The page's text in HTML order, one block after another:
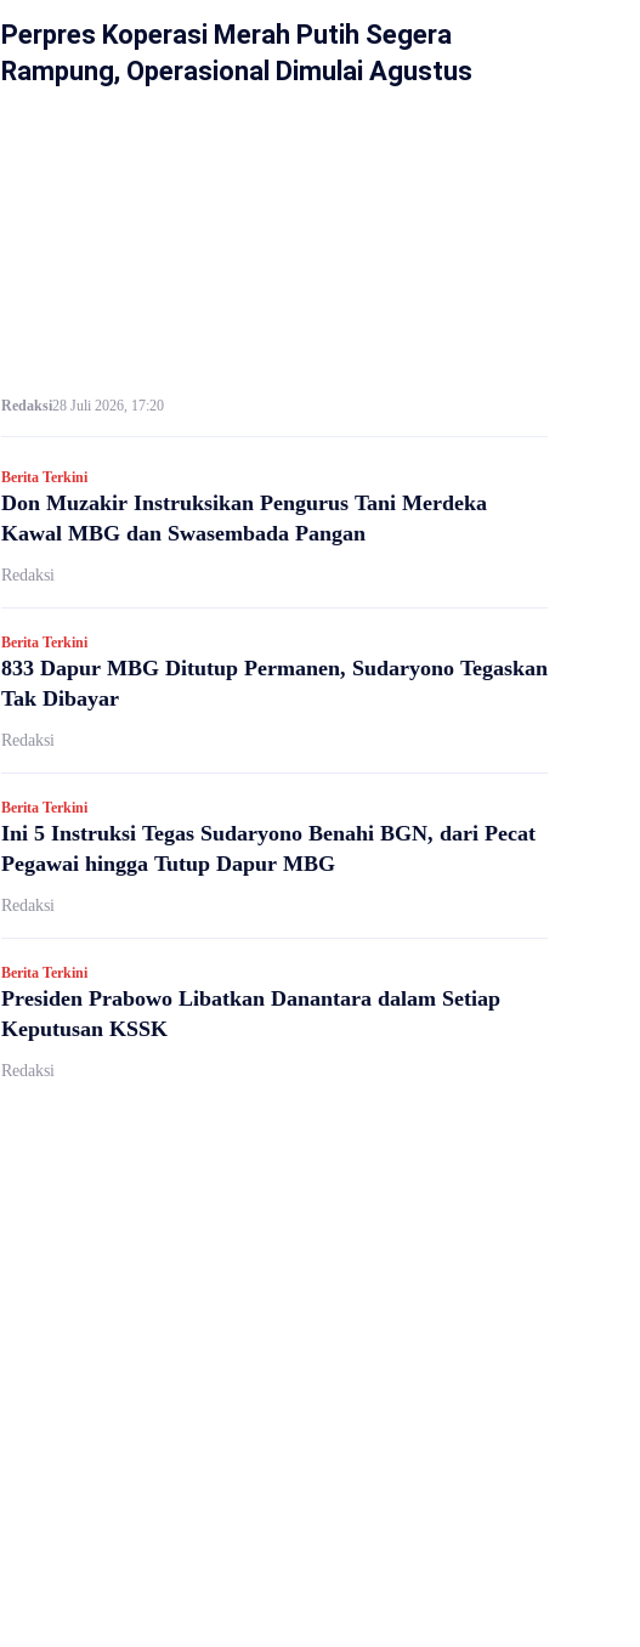
Perpres Koperasi Merah Putih Segera
Rampung, Operasional Dimulai Agustus
Redaksi28 Juli 2026, 17:20
Berita Terkini
Don Muzakir Instruksikan Pengurus Tani Merdeka
Kawal MBG dan Swasembada Pangan
Redaksi
Berita Terkini
833 Dapur MBG Ditutup Permanen, Sudaryono Tegaskan
Tak Dibayar
Redaksi
Berita Terkini
Ini 5 Instruksi Tegas Sudaryono Benahi BGN, dari Pecat
Pegawai hingga Tutup Dapur MBG
Redaksi
Berita Terkini
Presiden Prabowo Libatkan Danantara dalam Setiap
Keputusan KSSK
Redaksi